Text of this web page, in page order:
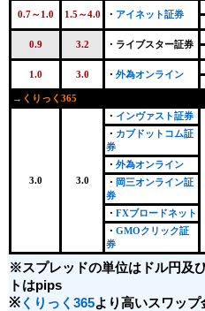
0.7～1.0 1.5～4.0 ・ アイネット証券
0.9 3.2 ・ライブスター証券
1.0 3.0 ・ 外為オンライン
→くりっく365
3.0 3.0
・ インヴァスト証券
・ カブドットコム証
券
・ 外為オンライン
・ 岡三オンライン証
券
・ FXブロードネット
・ GMOクリック証
券
※スプレッドの単位はドル円及
トはpips
※ くりっく365より高いスワップ